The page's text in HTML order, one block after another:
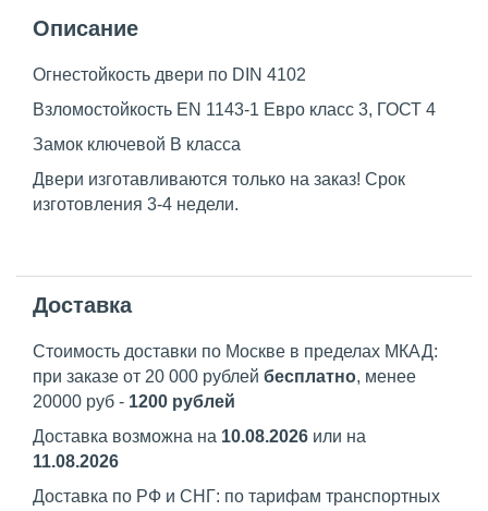
Описание
Огнестойкость двери по DIN 4102
Взломостойкость EN 1143-1 Евро класс 3, ГОСТ 4
Замок ключевой B класса
Двери изготавливаются только на заказ! Срок
изготовления 3-4 недели.
Доставка
Стоимость доставки по Москве в пределах МКАД:
при заказе от 20 000 рублей бесплатно, менее
20000 руб - 1200 рублей
Доставка возможна на 10.08.2026 или на
11.08.2026
Доставка по РФ и СНГ: по тарифам транспортных